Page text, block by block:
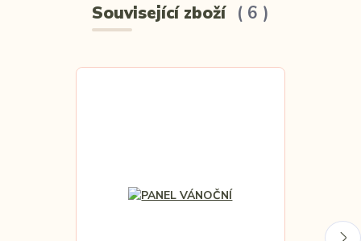
Související zboží 6